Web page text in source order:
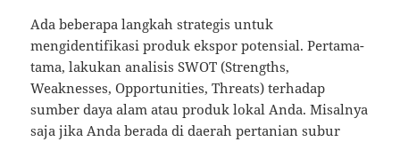
Ada beberapa langkah strategis untuk
mengidentifikasi produk ekspor potensial. Pertama-
tama, lakukan analisis SWOT (Strengths,
Weaknesses, Opportunities, Threats) terhadap
sumber daya alam atau produk lokal Anda. Misalnya
saja jika Anda berada di daerah pertanian subur